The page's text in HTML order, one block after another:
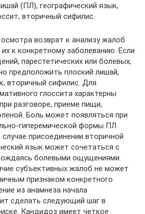
(ПЛ), географический язык,
вторичный сифилис.
возврат к анализу жалоб
к конкретному заболеванию. Если
парестетических или болевых,
предположить плоский лишай,
вторичный сифилис. Для
глоссита характерны
разговоре, приеме пищи,
Боль может появляться при
гиперемической формы ПЛ
присоединении вторичной
язык может сочетаться с
болевыми ощущениями.
субъективных жалоб не может
признаком конкретного
из анамнеза начала
сделать следующий шаг в
Кандидоз имеет четкое